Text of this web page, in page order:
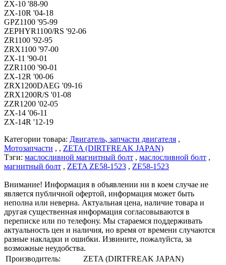
ZX-10 '88-90
ZX-10R '04-18
GPZ1100 '95-99
ZEPHYR1100/RS '92-06
ZR1100 '92-95
ZRX1100 '97-00
ZX-11 '90-01
ZZR1100 '90-01
ZX-12R '00-06
ZRX1200DAEG '09-16
ZRX1200R/S '01-08
ZZR1200 '02-05
ZX-14 '06-11
ZX-14R '12-19
Категории товара: Двигатель, запчасти двигателя ,
Мотозапчасти , , ZETA (DIRTFREAK JAPAN)
Тэги: маслосливной магнитный болт , маслосливной болт ,
магнитный болт , ZETA ZE58-1523 , ZE58-1523
Внимание! Информация в объявлении ни в коем случае не
является публичной офертой, информация может быть
неполна или неверна. Актуальная цена, наличие товара и
другая существенная информация согласовываются в
переписке или по телефону. Мы стараемся поддерживать
актуальность цен и наличия, но время от времени случаются
разные накладки и ошибки. Извините, пожалуйста, за
возможные неудобства.
Производитель:
ZETA (DIRTFREAK JAPAN)